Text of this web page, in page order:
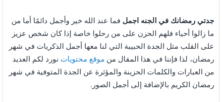
جدتي رمضانك في الجنه اجمل فما عند الله خير وأجمل دائمًا أما من
ما زالوا أحياء فلهم الحزن على من رحلوا خاصة إذا كان شخص عزيز
على القلب مثل الجدة الحبيبة التي لنا معها أجمل الذكريات في شهر
رمضان، لذا فإننا في هذا المقال من موقع محتويات نورد لكم العديد
من العبارات والكلمات الحزينة والمؤثرة عن الجدة المتوفية في شهر
رمضان الكريم بالإضافة إلى أجمل الصور.